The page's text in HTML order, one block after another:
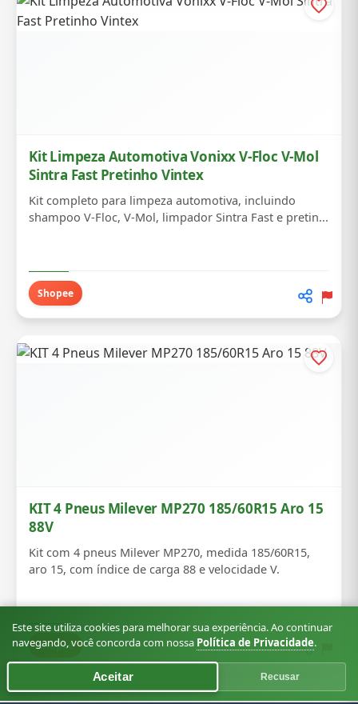
Kit Limpeza Automotiva Vonixx V-Floc V-Mol
Sintra Fast Pretinho Vintex
Kit completo para limpeza automotiva, incluindo
shampoo V-Floc, V-Mol, limpador Sintra Fast e pretin...
Shopee
KIT 4 Pneus Milever MP270 185/60R15 Aro 15
88V
Kit com 4 pneus Milever MP270, medida 185/60R15,
aro 15, com índice de carga 88 e velocidade V.
Shopee
Este site utiliza cookies para melhorar sua experiência. Ao continuar
navegando, você concorda com nossa Política de Privacidade.
Aceitar Recusar